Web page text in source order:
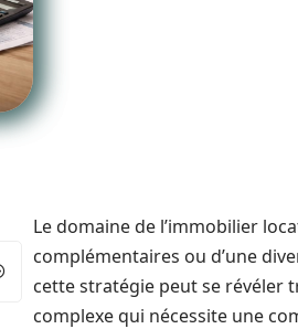
Le domaine de l’immobilier
complémentaires ou d’une
cette stratégie peut se révéler
complexe qui nécessite une